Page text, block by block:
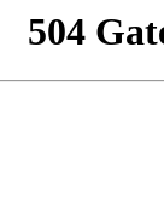
504